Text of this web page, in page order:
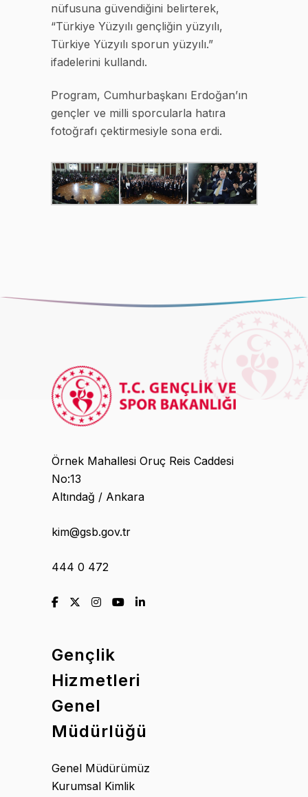
nüfusuna güvendiğini belirterek,
“Türkiye Yüzyılı gençliğin yüzyılı,
Türkiye Yüzyılı sporun yüzyılı.”
ifadelerini kullandı.
Program, Cumhurbaşkanı Erdoğan’ın
gençler ve milli sporcularla hatıra
fotoğrafı çektirmesiyle sona erdi.
Örnek Mahallesi Oruç Reis Caddesi
No:13
Altındağ / Ankara
kim@gsb.gov.tr
444 0 472
Gençlik
Hizmetleri
Genel
Müdürlüğü
Genel Müdürümüz
Kurumsal Kimlik